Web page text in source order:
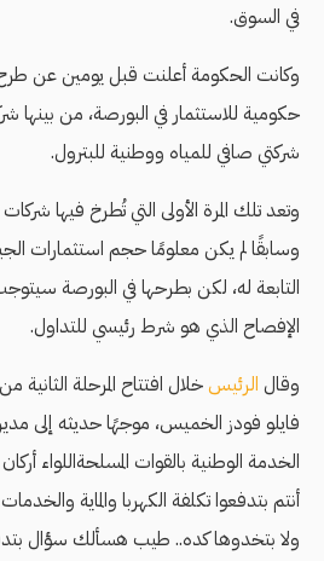
في السوق.
حكومية للاستثمار في البورصة، من بينها
شركتي صافي للمياه ووطنية للبترول.
وتعد تلك المرة الأولى التي تُطرخ فيها
وسابقًا لم يكن معلومًا حجم استثمارات
التابعة له، لكن بطرحها في البورصة
الإفصاح الذي هو شرط رئيسي للتداول.
وقال الرئيسخلال افتتاح المرحلة الثانية
فايلو فودز الخميس، موجهًا حديثه إلى
الخدمة الوطنية بالقوات المسلحةاللواء
أنتم بتدفعوا تكلفة الكهربا والماية
ولا بتخدوها كده.. طيب هسألك سؤال